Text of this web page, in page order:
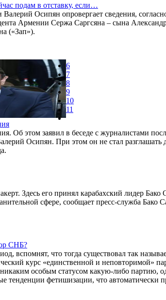
подам в отставку, если…
Осипян опровергает сведения,
Армении Сержа Саргсяна – сына
(«Зап»).
Об этом заявил в беседе с журналистами
Осипян. При этом он не стал разглашать
Здесь его принял карабахский лидер Бако
сфере, сообщает пресс-служба Бако
СНБ?
вспомнят, что тогда существовал так
курс «единственной и неповторимой»
особым статусом какую-либо партию,
тенденции фетишизации, что автоматически
6
7
8
9
10
11